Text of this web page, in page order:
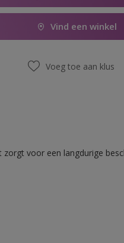
Vind een winkel
Voeg toe aan klus
voor een langdurige